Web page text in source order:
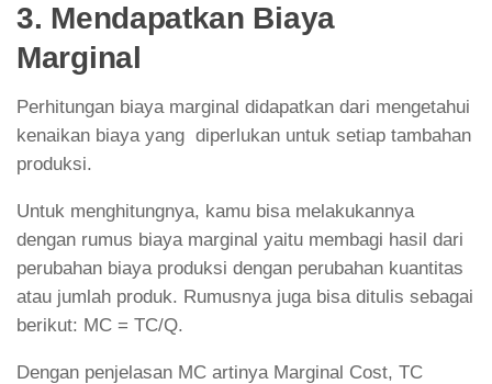
3. Mendapatkan Biaya
Marginal
Perhitungan biaya marginal didapatkan dari mengetahui
kenaikan biaya yang diperlukan untuk setiap tambahan
produksi.
Untuk menghitungnya, kamu bisa melakukannya
dengan rumus biaya marginal yaitu membagi hasil dari
perubahan biaya produksi dengan perubahan kuantitas
atau jumlah produk. Rumusnya juga bisa ditulis sebagai
berikut: MC = TC/Q.
Dengan penjelasan MC artinya Marginal Cost, TC